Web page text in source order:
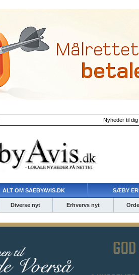
Nyheder til
ALT OM SAEBYAVIS.DK SÆBY
Diverse nyt Erhvervs nyt